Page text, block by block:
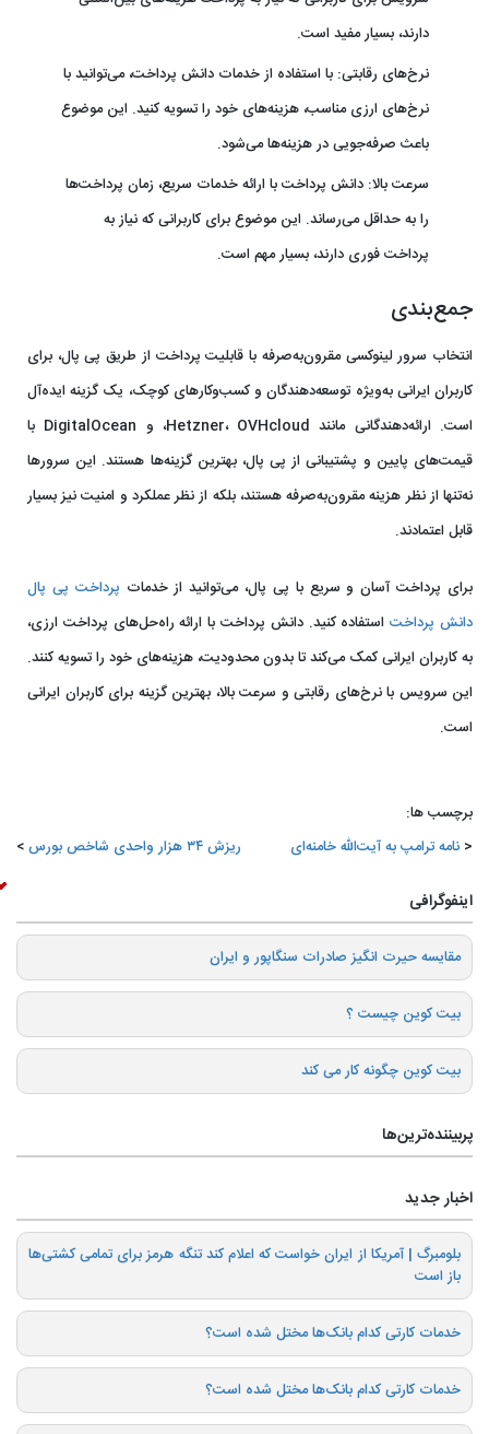
دارند، بسیار مفید است.
نرخ‌های رقابتی:با استفاده از خدمات دانش پرداخت، می‌توانید با
نرخ‌های ارزی مناسب، هزینه‌های خود را تسویه کنید. این موضوع
باعث صرفه‌جویی در هزینه‌ها می‌شود.
سرعت بالا:دانش پرداخت با ارائه خدمات سریع، زمان پرداخت‌ها
را به حداقل می‌رساند. این موضوع برای کاربرانی که نیاز به
پرداخت فوری دارند، بسیار مهم است.
جمع‌بندی
انتخاب سرور لینوکسی مقرون‌به‌صرفه با قابلیت پرداخت از طریق پی‌ پال، برای
کاربران ایرانی به‌ویژه توسعه‌دهندگان و کسب‌وکارهای کوچک، یک گزینه ایده‌آل
است. ارائه‌دهندگانی مانند Hetzner، OVHcloud، و DigitalOcean با
قیمت‌های پایین و پشتیبانی از پی‌ پال، بهترین گزینه‌ها هستند. این سرورها
نه‌تنها از نظر هزینه مقرون‌به‌صرفه هستند، بلکه از نظر عملکرد و امنیت نیز بسیار
قابل اعتمادند.
برای پرداخت آسان و سریع با پی‌ پال، می‌توانید از خدمات پرداخت پی پال
دانش پرداختاستفاده کنید. دانش پرداخت با ارائه راه‌حل‌های پرداخت ارزی،
به کاربران ایرانی کمک می‌کند تا بدون محدودیت، هزینه‌های خود را تسویه کنند.
این سرویس با نرخ‌های رقابتی و سرعت بالا، بهترین گزینه برای کاربران ایرانی
است.
برچسب ها:
نامه ترامپ به آیت‌الله خامنه‌ای
ریزش ۳۴ هزار واحدی شاخص بورس
اینفوگرافی
️مقایسه حیرت انگیز صادرات سنگاپور و ایران
بیت کوین چیست ؟
بیت کوین چگونه کار می کند
پربیننده‌ترین‌ها
اخبار جدید
بلومبرگ | آمریکا از ایران خواست که اعلام کند تنگه هرمز برای تمامی کشتی‌ها
باز است
خدمات کارتی کدام بانک‌ها مختل شده است؟
خدمات کارتی کدام بانک‌ها مختل شده است؟